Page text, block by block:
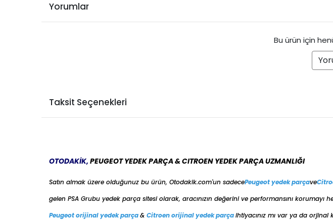
PEUGEOT
Yorumlar
Bu ürün için
Taksit Seçenekleri
OTODAKİK, PEUGEOT YEDEK PARÇA & CITROEN YEDEK PARÇA UZMANLIĞI
Satın almak üzere olduğunuz bu ürün, Otodakik.com'un sadecePeugeot yedek parçave
gelen PSA Grubu yedek parça sitesi olarak, aracınızın değerini ve performansını
Peugeot orijinal yedek parça& Citroen orijinal yedek parçaihtiyacınız mı var ya da orjinal